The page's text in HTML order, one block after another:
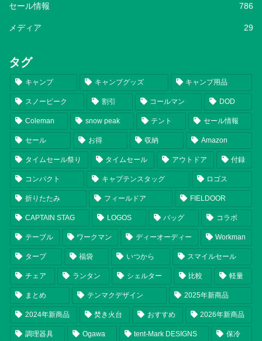
セール情報 786
メディア 29
タグ
キャンプ キャンプグッズ キャンプ用品
スノーピーク 割引 コールマン DOD
Coleman snow peak テント セール情報
セール お得 収納 Amazon
タイムセール祭り タイムセール アウトドア 付録
コンパクト キャプテンスタッグ ロゴス
折りたたみ フィールドア FIELDOOR
CAPTAIN STAG LOGOS バッグ コラボ
テーブル ワークマン ディーオーディー Workman
タープ 福袋 いつから スマイルセール
チェア ランタン シェルター 比較 軽量
まとめ テンマクデザイン 2025年新商品
2024年新商品 焚き火台 おすすめ 2026年新商品
調理器具 Ogawa tent-Mark DESIGNS 保冷